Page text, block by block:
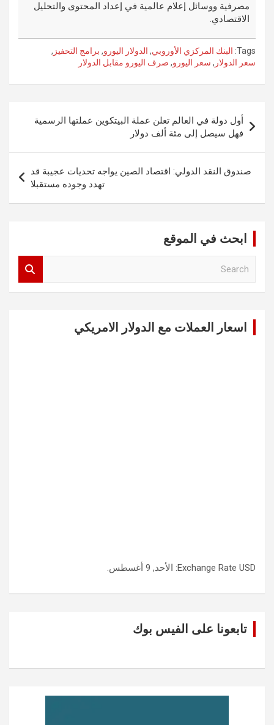
مصرفية ووسائل إعلام عالمية في إعداد المحتوى والتحليل
الاقتصادي.
Tags: البنك المركزي الأوروبي, الدولار اليورو, برامج التحفيز ,
سعر الدولار , سعر اليورو, صرف اليورو مقابل الدولار
تصفّح
المقالات
أول دولة في العالم تعلن عملة البيتكوين عملتها الرسمية
فهل سيصل إلى مئة ألف دولار
صندوق النقد الدولي: اقتصاد الصين يواجه تحديات عجيبة قد
تهدد وجوده مستقبلا
ابحث في الموقع
اسعار العملات مع الدولار الامريكي
Exchange Rate USD : الأحد, 9 أغسطس.
تابعونا على الفيس بوك